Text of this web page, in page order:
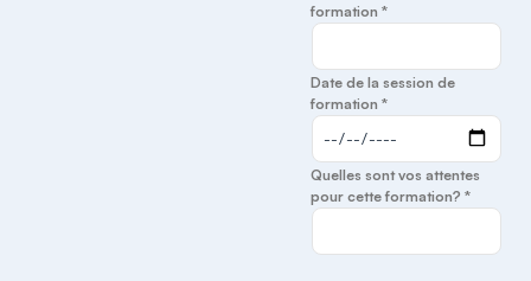
formation *
Date de la session de
formation *
Quelles sont vos attentes
pour cette formation? *